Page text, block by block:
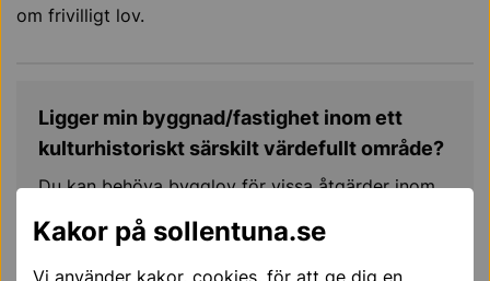
Kakor på sollentuna.se
Vi använder kakor, cookies, för att ge dig en
om frivilligt lov.
Ligger min byggnad/fastighet inom ett
kulturhistoriskt särskilt värdefullt område?
Du kan behöva bygglov för vissa åtgärder inom
kunna avgöra om din byggnad/fastighet befinner
sig inom ett kulturhistoriskt särskilt värdefullt